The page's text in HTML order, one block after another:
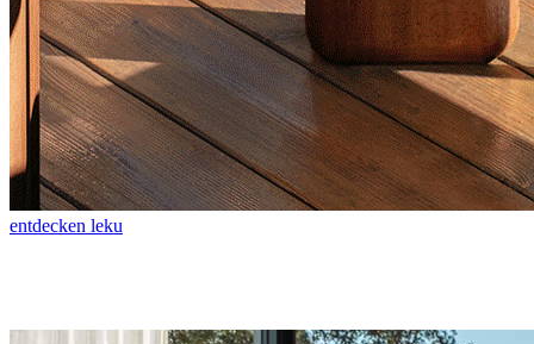
entdecken leku